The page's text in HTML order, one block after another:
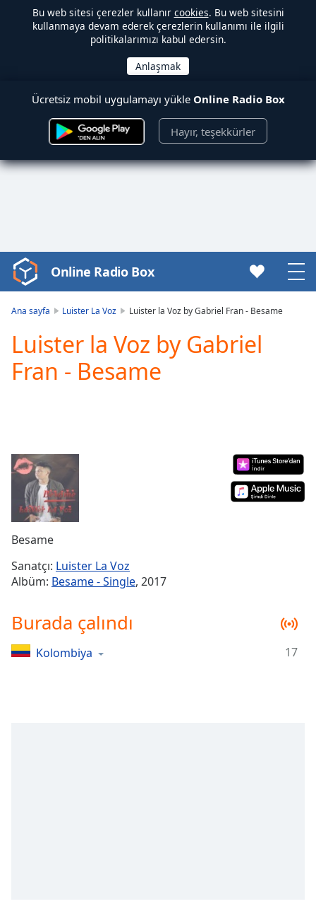
Bu web sitesi çerezler kullanır cookies. Bu web sitesini
kullanmaya devam ederek çerezlerin kullanımı ile ilgili
politikalarımızı kabul edersin.
Ücretsiz mobil uygulamayı yükle Online Radio Box
Hayır, teşekkürler
Video
Player
Play
Video
Play
Current
Time0:00
Duration-:-
Loaded:
Stream
TypeLIVE
Seek to
live,
liveLIVE
Time-
Online Radio Box
Ana sayfa Luister La Voz Luister la Voz by Gabriel Fran - Besame
Luister la Voz by Gabriel
Fran - Besame
Besame
Sanatçı: Luister La Voz
Albüm: Besame - Single, 2017
Burada çalındı
Kolombiya 17